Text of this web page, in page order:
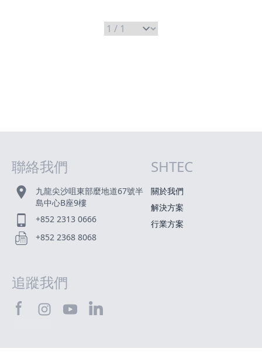
聯絡我們
九龍尖沙咀東部麼地道67號半
島中心B座9樓
+852 2313 0666
+852 2368 8068
網站指南
SHTEC
關於我們
解決方案
行業方案
追蹤我們